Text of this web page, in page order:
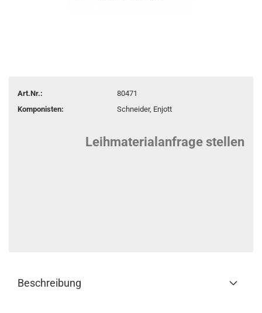
Art.Nr.:
80471
Komponisten:
Schneider, Enjott
Leihmaterialanfrage stellen
Beschreibung